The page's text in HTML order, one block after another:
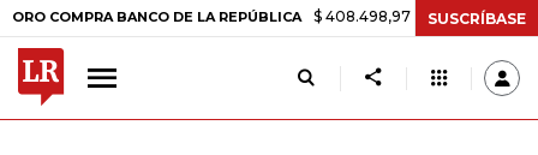
BANCO DE LA REPÚBLICA $ 408.498,97 +$ 8.753,81 +2,19%
SUSCRÍBASE